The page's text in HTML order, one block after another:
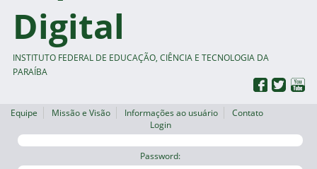
Digital
INSTITUTO FEDERAL DE EDUCAÇÃO, CIÊNCIA E TECNOLOGIA DA
PARAÍBA
Equipe Missão e Visão Informações ao usuário
Contato
Login
Password: